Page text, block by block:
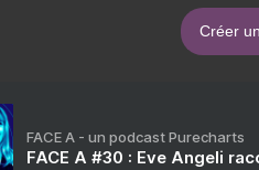
Créer
FACE A - un podcast Purecharts
FACE A #30 : Eve Angeli